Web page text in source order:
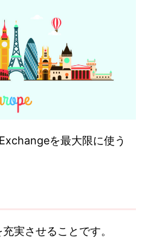
を最大限に使う
実させることです。